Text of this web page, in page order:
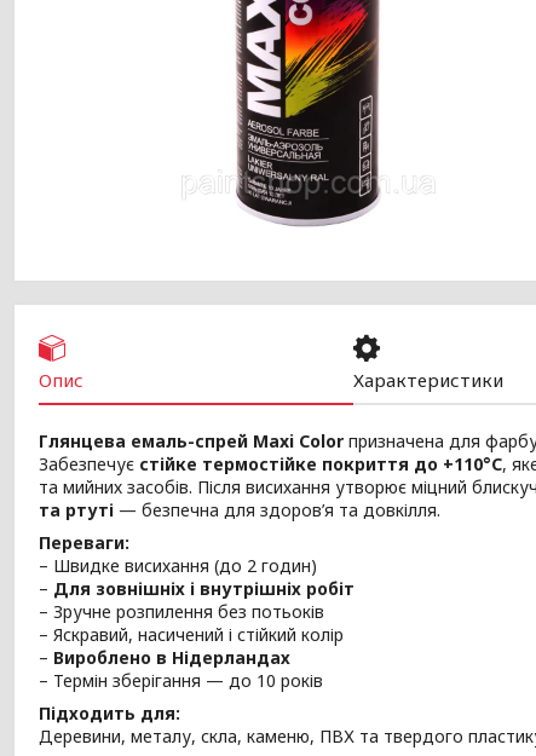
Опис Характеристики
Глянцева емаль-спрей Maxi Color призначена для
Забезпечує стійке термостійке покриття до +110°C,
та мийних засобів. Після висихання утворює міцний
та ртуті — безпечна для здоров’я та довкілля.
Переваги:
– Швидке висихання (до 2 годин)
– Для зовнішніх і внутрішніх робіт
– Зручне розпилення без потьоків
– Яскравий, насичений і стійкий колір
– Вироблено в Нідерландах
– Термін зберігання — до 10 років
Підходить для:
Деревини, металу, скла, каменю, ПВХ та твердого